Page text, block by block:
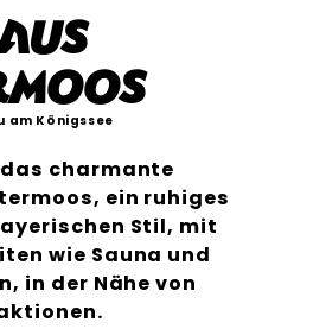
am Königssee
charmante
ein ruhiges
Stil, mit
wie Sauna und
in der Nähe von